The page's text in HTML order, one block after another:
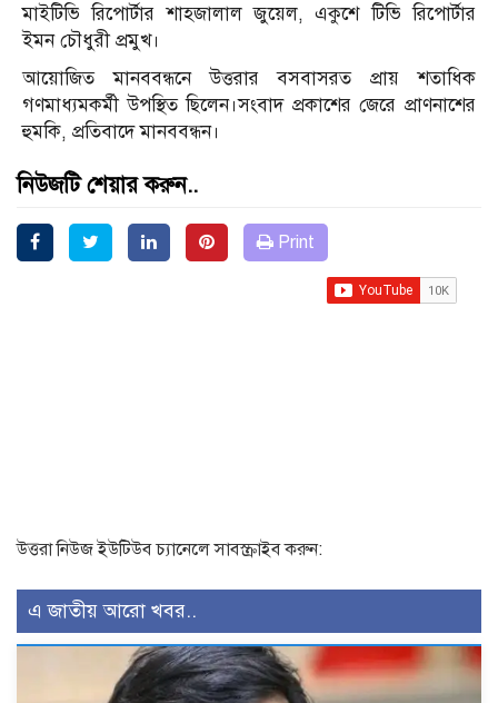
মাইটিভি রিপোর্টার শাহজালাল জুয়েল, একুশে টিভি রিপোর্টার
ইমন চৌধুরী প্রমুখ।
আয়োজিত মানববন্ধনে উত্তরার বসবাসরত প্রায় শতাধিক
গণমাধ্যমকর্মী উপস্থিত ছিলেন।সংবাদ প্রকাশের জেরে প্রাণনাশের
হুমকি, প্রতিবাদে মানববন্ধন।
নিউজটি শেয়ার করুন..
Print
উত্তরা নিউজ ইউটিউব চ্যানেলে সাবস্ক্রাইব করুন:
এ জাতীয় আরো খবর..